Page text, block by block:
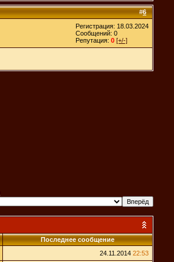
#6
Регистрация: 18.03.2024
Сообщений: 0
Репутация: 0 [+/-]
Последнее сообщение
24.11.2014 22:53